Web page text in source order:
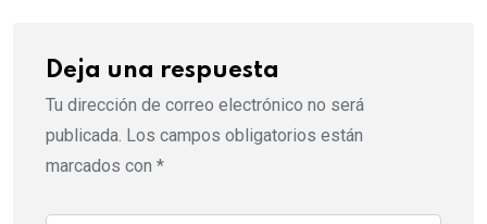
Deja una respuesta
Tu dirección de correo electrónico no será
publicada. Los campos obligatorios están
marcados con *